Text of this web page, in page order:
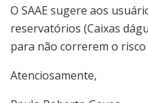
O SAAE sugere aos
reservatórios (Caixas
para não correrem o risco
Atenciosamente,